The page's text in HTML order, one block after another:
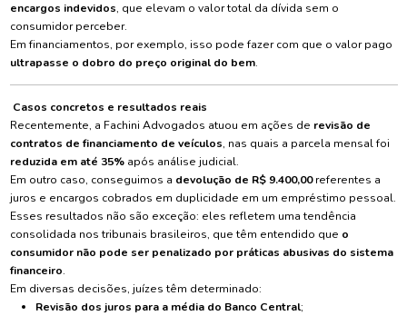
encargos indevidos, que elevam o valor total da dívida sem o
consumidor perceber.
Em financiamentos, por exemplo, isso pode fazer com que o valor pago
ultrapasse o dobro do preço original do bem.
Casos concretos e resultados reais
Recentemente, a Fachini Advogados atuou em ações de revisão de
contratos de financiamento de veículos, nas quais a parcela mensal foi
reduzida em até 35%após análise judicial.
Em outro caso, conseguimos a devolução de R$ 9.400,00referentes a
juros e encargos cobrados em duplicidade em um empréstimo pessoal.
Esses resultados não são exceção: eles refletem uma tendência
consolidada nos tribunais brasileiros, que têm entendido que o
consumidor não pode ser penalizado por práticas abusivas do sistema
financeiro.
Em diversas decisões, juízes têm determinado:
Revisão dos juros para a média do Banco Central;